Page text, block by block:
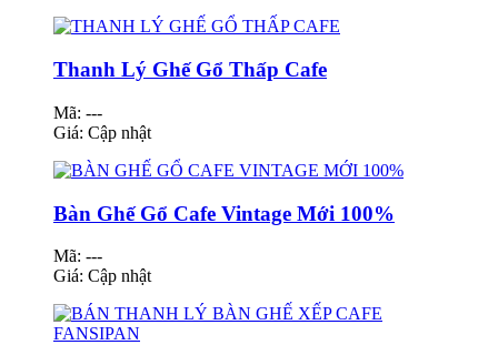
Thanh Lý Ghế Gổ Thấp Cafe
Mã: ---
Giá: Cập nhật
Bàn Ghế Gổ Cafe Vintage Mới 100%
Mã: ---
Giá: Cập nhật